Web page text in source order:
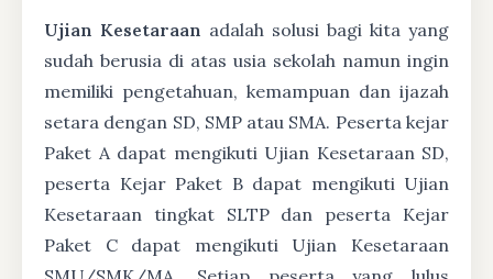
Ujian Kesetaraan adalah solusi bagi kita yang
sudah berusia di atas usia sekolah namun ingin
memiliki pengetahuan, kemampuan dan ijazah
setara dengan SD, SMP atau SMA. Peserta kejar
Paket A dapat mengikuti Ujian Kesetaraan SD,
peserta Kejar Paket B dapat mengikuti Ujian
Kesetaraan tingkat SLTP dan peserta Kejar
Paket C dapat mengikuti Ujian Kesetaraan